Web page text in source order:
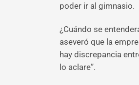
poder ir al gimnasio.
¿Cuándo se
aseveró que la
hay discrepancia
lo aclare”.